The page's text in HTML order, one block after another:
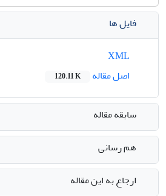
فایل ها
اصل مقاله
120.11 K
سابقه مقاله
هم رسانی
ارجاع به این مقاله